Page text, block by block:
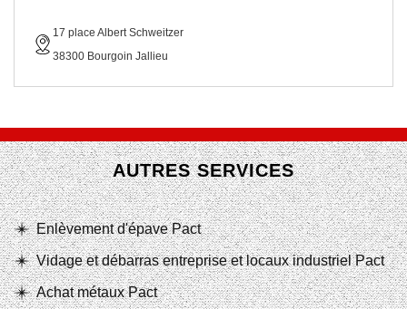
17 place Albert Schweitzer
38300 Bourgoin Jallieu
AUTRES SERVICES
Enlèvement d'épave Pact
Vidage et débarras entreprise et locaux industriel Pact
Achat métaux Pact